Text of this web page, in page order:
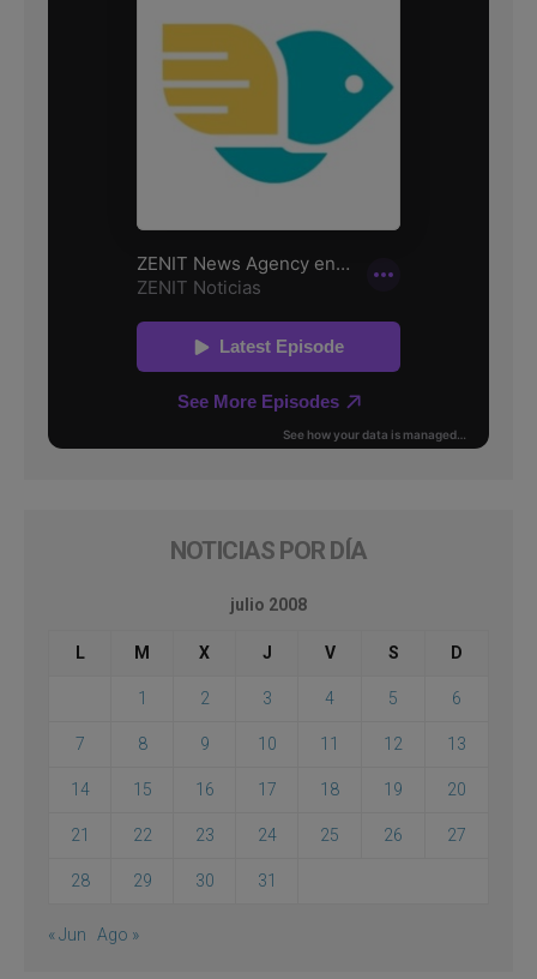
NOTICIAS POR DÍA
julio 2008
L M X J V S D
1 2 3 4 5 6
7 8 9 10 11 12 13
14 15 16 17 18 19 20
21 22 23 24 25 26 27
28 29 30 31
« Jun Ago »